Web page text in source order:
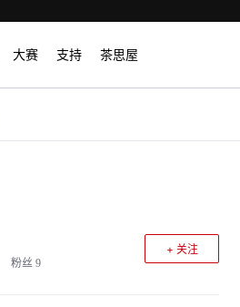
大赛 支持 茶思屋
粉丝 9
+ 关注